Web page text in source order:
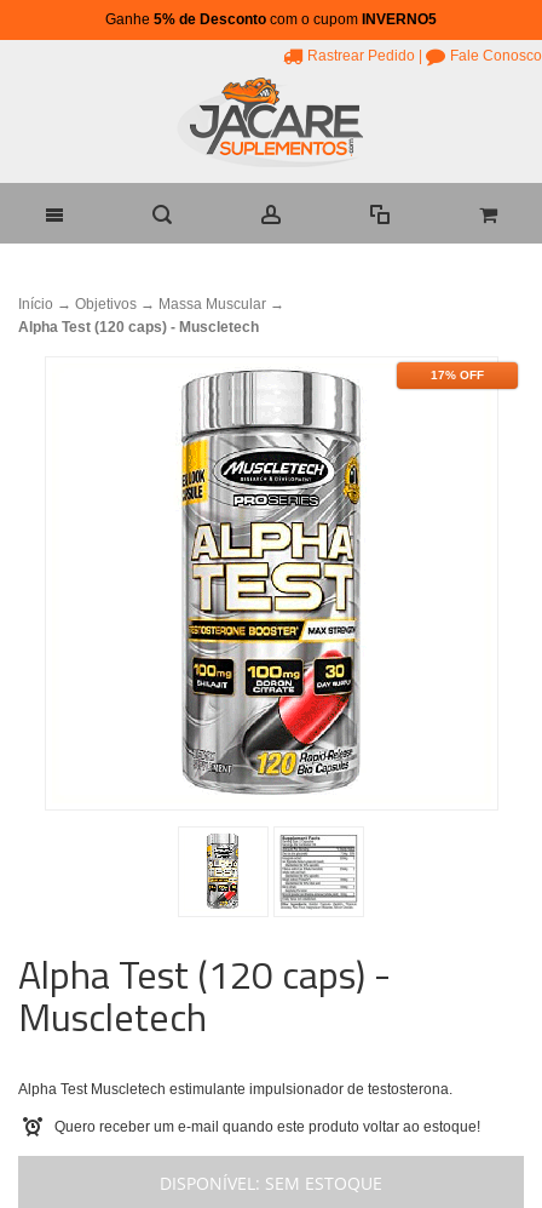
Ganhe 5% de Desconto com o cupom INVERNO5
Rastrear Pedido Fale Conosco
Início → Objetivos → Massa Muscular →
Alpha Test (120 caps) - Muscletech
17% OFF
Alpha Test (120 caps) -
Muscletech
Alpha Test Muscletech estimulante impulsionador de testosterona.
Quero receber um e-mail quando este produto voltar ao estoque!
DISPONÍVEL: SEM ESTOQUE